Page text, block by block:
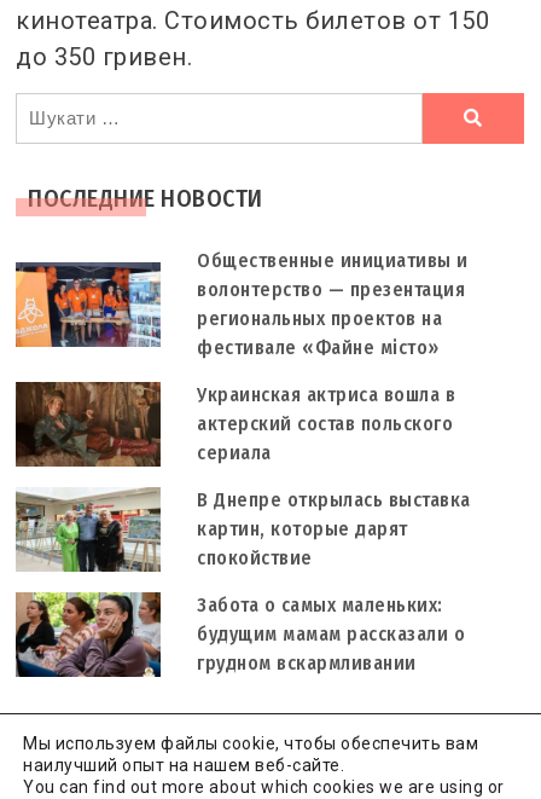
кинотеатра. Стоимость билетов от 150
до 350 гривен.
Ви
шукали
ПОСЛЕДНИЕ НОВОСТИ
Общественные инициативы и
волонтерство — презентация
региональных проектов на
фестивале «Файне місто»
Украинская актриса вошла в
актерский состав польского
сериала
В Днепре открылась выставка
картин, которые дарят
спокойствие
Забота о самых маленьких:
будущим мамам рассказали о
грудном вскармливании
Мы используем файлы cookie, чтобы обеспечить вам
наилучший опыт на нашем веб-сайте.
You can find out more about which cookies we are using or